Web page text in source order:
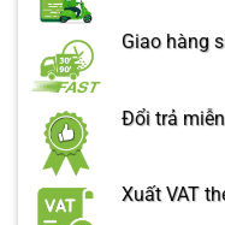
Giao hàng
Đổi trả
Xuất VAT